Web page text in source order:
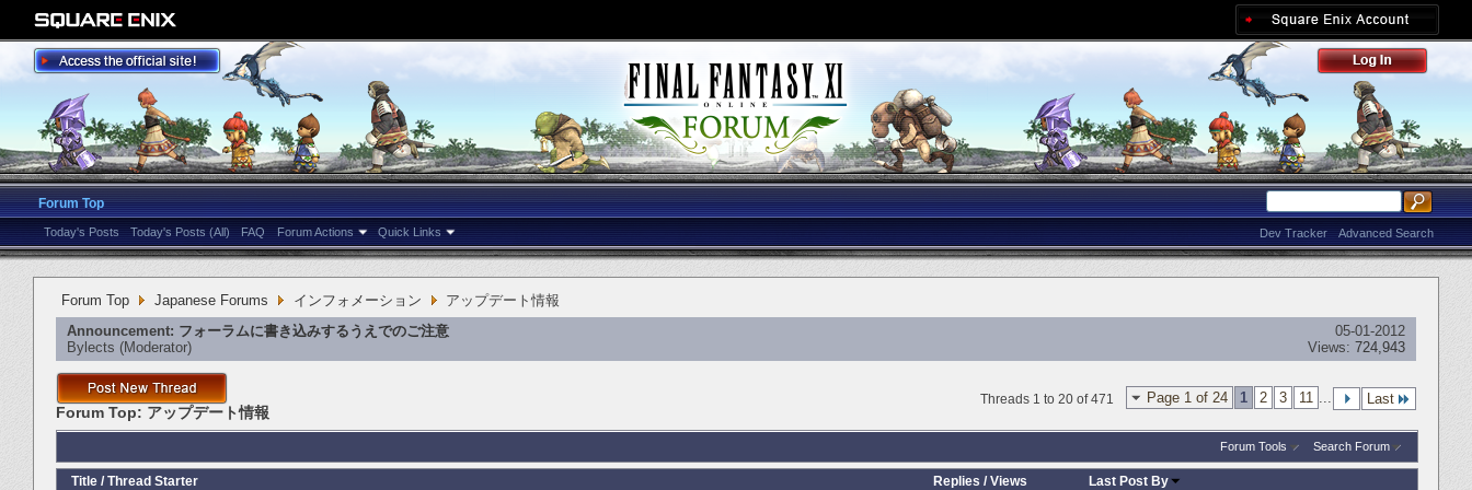
Forum Top
Today's Posts Today's Posts (All) FAQ Forum Actions Quick Links Advanced Search
Dev Tracker
Forum Top Japanese Forums インフォメーション
アップデート情報
Announcement: フォーラムに書き込みするうえでのご注意
Bylects ‎(Moderator)
05-01-2012
Views: 724,943
Page 1 of 24 1 2 3 11 ... Last
Threads 1 to 20 of 471
Forum Top: アップデート情報
Forum Tools Search Forum
Title / Thread Starter Replies /Views Last Post By